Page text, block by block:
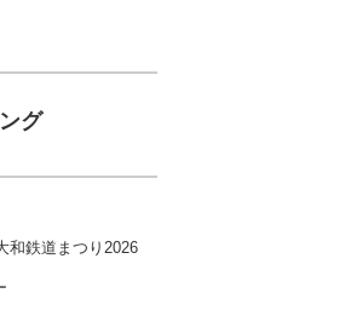
グ
和鉄道まつり2026